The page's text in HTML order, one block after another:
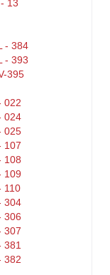
13
- 384
- 393
395
022
024
025
107
108
109
110
304
306
307
381
382